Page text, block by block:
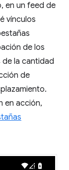
en un feed de
vínculos
de los
de la cantidad
de
en acción,